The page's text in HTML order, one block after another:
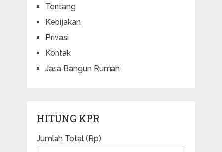
Tentang
Kebijakan
Privasi
Kontak
Jasa Bangun Rumah
HITUNG KPR
Jumlah Total (Rp)